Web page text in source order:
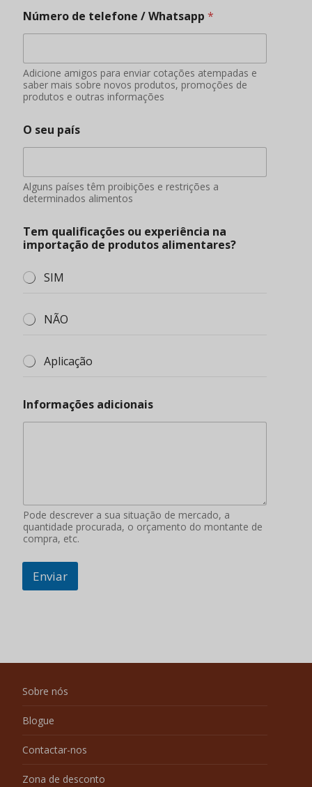
Número de telefone / Whatsapp *
Adicione amigos para enviar cotações atempadas e
saber mais sobre novos produtos, promoções de
produtos e outras informações
O seu país
Alguns países têm proibições e restrições a
determinados alimentos
Tem qualificações ou experiência na
importação de produtos alimentares?
SIM
NÃO
Aplicação
Informações adicionais
Pode descrever a sua situação de mercado, a
quantidade procurada, o orçamento do montante de
compra, etc.
Enviar
Sobre nós
Blogue
Contactar-nos
Zona de desconto